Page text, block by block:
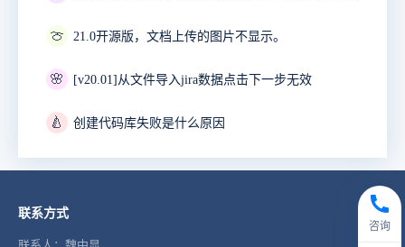
🍈 21.0开源版，文档上传的图片不显示。
🌸 [v20.01]从文件导入jira数据点击下一步无效
🍐 创建代码库失败是什么原因
联系方式
咨询